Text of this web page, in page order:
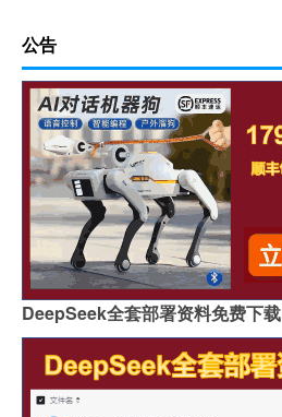
公告
DeepSeek全套部署资料免费下载